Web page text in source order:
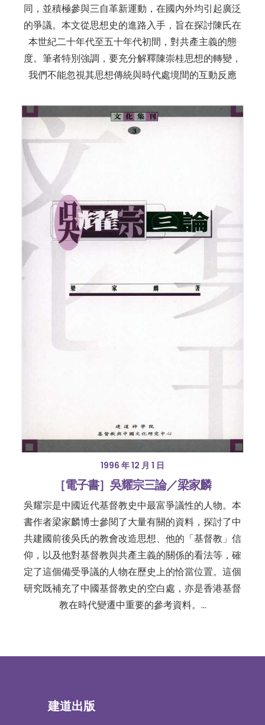
同，並積極參與三自革新運動，在國內外均引起廣泛
的爭議。本文從思想史的進路入手，旨在探討陳氏在
本世紀二十年代至五十年代初間，對共產主義的態
度。筆者特別強調，要充分解釋陳崇桂思想的轉變，
我們不能忽視其思想傳統與時代處境間的互動反應
1996 年 12 月 1 日
［電子書］吳耀宗三論／梁家麟
吳耀宗是中國近代基督教史中最富爭議性的人物。本
書作者梁家麟博士參閱了大量有關的資料，探討了中
共建國前後吳氏的教會改造思想、他的「基督教」信
仰，以及他對基督教與共產主義的關係的看法等，確
定了這個備受爭議的人物在歷史上的恰當位置。這個
研究既補充了中國基督教史的空白處，亦是香港基督
教在時代變遷中重要的參考資料。…
建道出版